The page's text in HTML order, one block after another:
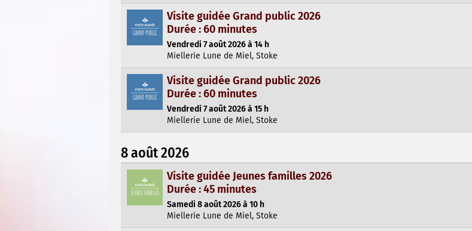
Visite guidée Grand public 2026
Durée : 60 minutes
Vendredi 7 août 2026 à 14 h
Miellerie Lune de Miel, Stoke
Visite guidée Grand public 2026
Durée : 60 minutes
Vendredi 7 août 2026 à 15 h
Miellerie Lune de Miel, Stoke
8 août 2026
Visite guidée Jeunes familles 2026
Durée : 45 minutes
Samedi 8 août 2026 à 10 h
Miellerie Lune de Miel, Stoke